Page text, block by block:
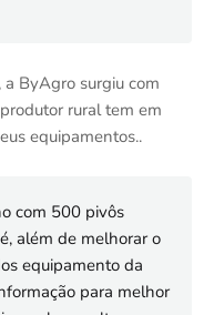
ByAgro surgiu com
rural tem em
equipamentos..
com 500 pivôs
além de melhorar o
equipamento da
para melhor